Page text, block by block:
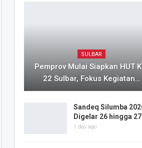
SULBAR
Pemprov Mulai Siapkan HUT
22 Sulbar, Fokus Kegiatan…
Sandeq Silumba
Digelar 26 hingga
1 day ago